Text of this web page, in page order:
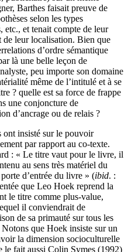
Barthes faisait preuve de
selon les types
etc., et tenait compte de leur
leur localisation. Bien que
d’ordre sémantique
là une belle leçon de
peu importe son domaine
même de l’intitulé et à se
? quelle est sa force de frappe
une conjoncture de
d’ancrage ou de relais ?
ont insisté sur le pouvoir
par rapport au co-texte.
: « Le titre vaut pour le livre, il
au sens très matériel du
d’entrée du livre » (ibid. :
que Leo Hoek reprend la
le titre comme plus-value,
il conviendrait de
de sa primauté sur tous les
que Hoek insiste sur un
la dimension socioculturelle
le fait aussi Colin Symes (1992)